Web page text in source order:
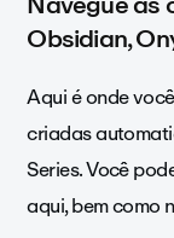
Obsidian,
Aqui é onde
criadas
Series. Você
aqui, bem como